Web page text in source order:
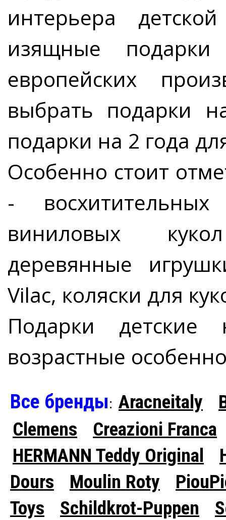
интерьера
изящные подарки
европейских
выбрать подарки
подарки на 2 года
Особенно стоит
-
виниловых кукол
деревянные
Vilac, коляски для
Подарки
возрастные
Все бренды: Aracneitaly
Clemens
Creazioni Franca
HERMANN Teddy Original
Dours
Moulin Roty
Toys
Schildkrot-Puppen